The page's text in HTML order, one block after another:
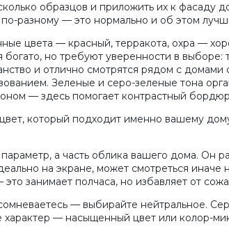
образцов и приложить их к
разному — это нормально и об этом
цвета — красный, терракота, охра —
но требуют уверенности в
и отлично смотрятся рядом с
Зеленые и серо-зеленые тона
— здесь помогает контрастный
цвет, который подходит именно вашему
а часть облика вашего дома. Он
на экране, может смотреться иначе
занимает полчаса, но избавляет от
— выбирайте нейтральное.
характер — насыщенный цвет или колор-